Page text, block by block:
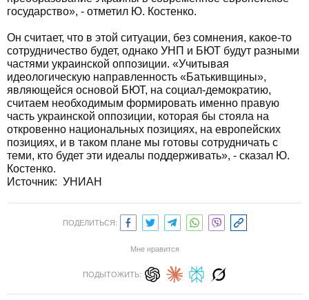
государство», - отметил Ю. Костенко.
Он считает, что в этой ситуации, без сомнения, какое-то
сотрудничество будет, однако УНП и БЮТ будут разными
частями украинской оппозиции. «Учитывая
идеологическую направленность «Батькивщины»,
являющейся основой БЮТ, на социал-демократию,
считаем необходимым формировать именно правую
часть украинской оппозиции, которая бы стояла на
откровенно национальных позициях, на европейских
позициях, и в таком плане мы готовы сотрудничать с
теми, кто будет эти идеалы поддерживать», - сказал Ю.
Костенко.
Источник: УНИАН
ПОДЕЛИТЬСЯ:
Мне нравится
ПОДЫТОЖИТЬ: